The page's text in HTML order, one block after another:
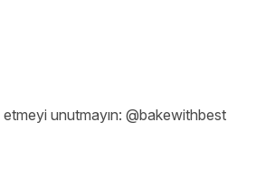
unutmayın: @bakewithbest